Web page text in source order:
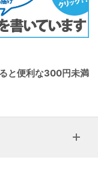
と便利な300円未満